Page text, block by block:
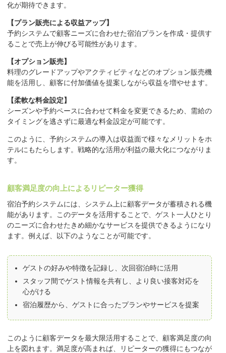
化が期待できます。
【プラン販売による収益アップ】
予約システムで顧客ニーズに合わせた宿泊プランを作成・提供す
ることで売上が伸びる可能性があります。
【オプション販売】
料理のグレードアップやアクティビティなどのオプション販売機
能を活用し、顧客に付加価値を提案しながら収益を増やせます。
【柔軟な料金設定】
シーズンや予約ペースに合わせて料金を変更できるため、需給の
タイミングを逃さずに最適な料金設定が可能です。
このように、予約システムの導入は収益面で様々なメリットをホ
テルにもたらします。戦略的な活用が利益の最大化につながりま
す。
顧客満足度の向上によるリピーター獲得
宿泊予約システムには、システム上に顧客データが蓄積される機
能があります。このデータを活用することで、ゲスト一人ひとり
のニーズに合わせたきめ細かなサービスを提供できるようになり
ます。例えば、以下のようなことが可能です。
ゲストの好みや特徴を記録し、次回宿泊時に活用
スタッフ間でゲスト情報を共有し、より良い接客対応を
心がける
宿泊履歴から、ゲストに合ったプランやサービスを提案
このように顧客データを最大限活用することで、顧客満足度の向
上を図れます。満足度が高まれば、リピーターの獲得にもつなが